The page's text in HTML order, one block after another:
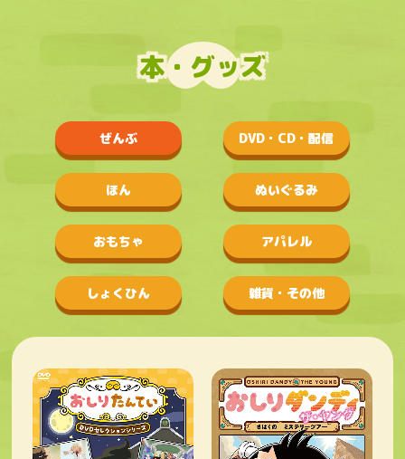
本・グッズ
ぜんぶ DVD・CD・配信
ほん ぬいぐるみ
おもちゃ アパレル
しょくひん 雑貨・その他